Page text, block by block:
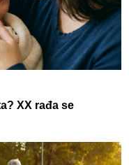
XX rađa se